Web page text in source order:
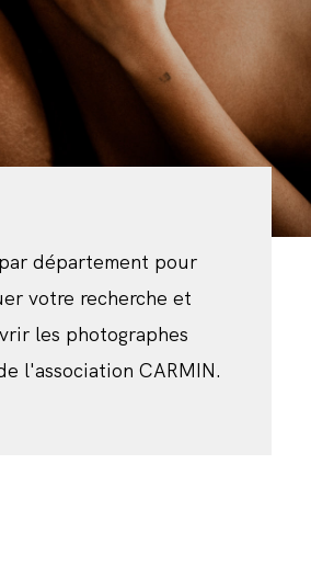
CONTACT
département pour
votre recherche et
les photographes
l'association CARMIN.